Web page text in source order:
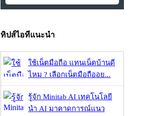
ทิปส์ไอทีแนะนำ
ใช้เน็ตมือถือ แทนเน็ตบ้านดี
ไหม ? เลือกเน็ตมือถืออย...
รู้จัก Minitab AI เทคโนโลยี
นำ AI มาคาดการณ์แนว